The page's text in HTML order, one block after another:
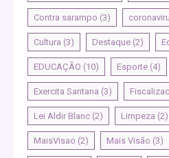
Contra sarampo (3)
Cultura (3) Destaque (2)
EDUCAÇÃO (10) Esporte (4)
Exercita Santana (3)
Lei Aldir Blanc (2) Limpeza (2)
MaisVisao (2) Mais Visão (3)